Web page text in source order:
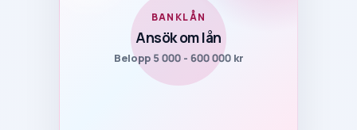
BANKLÅN
Ansök om lån
Belopp 5 000 - 600 000 kr